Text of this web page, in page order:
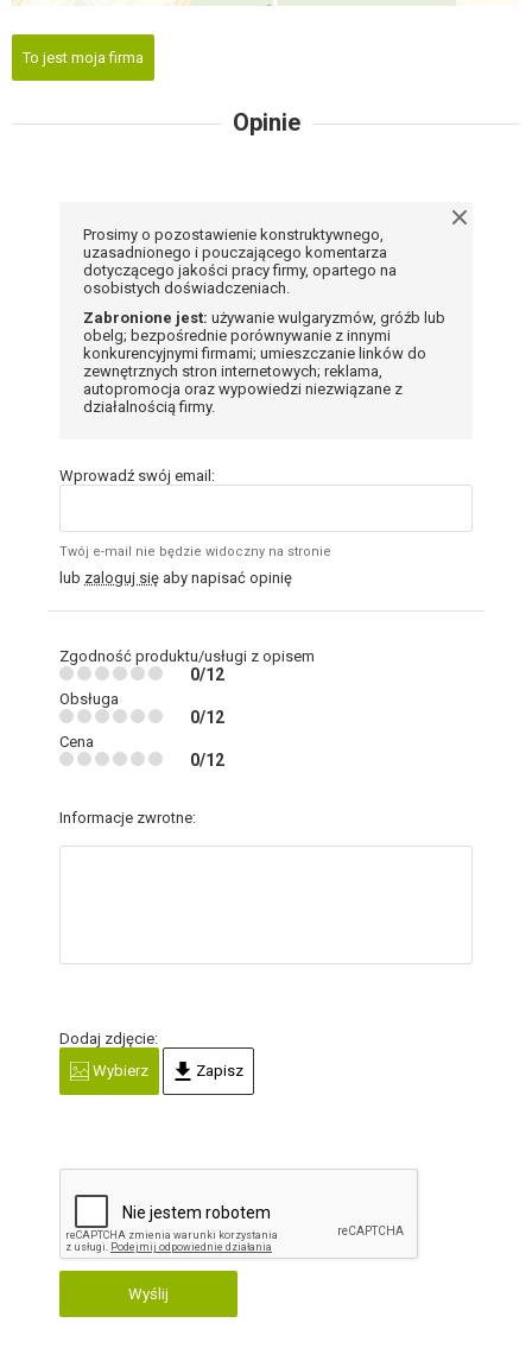
To jest moja firma
Opinie
Prosimy o pozostawienie konstruktywnego,
uzasadnionego i pouczającego komentarza
dotyczącego jakości pracy firmy, opartego na
osobistych doświadczeniach.
Zabronione jest: używanie wulgaryzmów, gróźb lub
obelg; bezpośrednie porównywanie z innymi
konkurencyjnymi firmami; umieszczanie linków do
zewnętrznych stron internetowych; reklama,
autopromocja oraz wypowiedzi niezwiązane z
działalnością firmy.
Wprowadź swój email:
Twój e-mail nie będzie widoczny na stronie
lub zaloguj się aby napisać opinię
Zgodność produktu/usługi z opisem
0/12
Obsługa
0/12
Cena
0/12
Informacje zwrotne:
Dodaj zdjęcie:
Wybierz
Zapisz
Wyślij